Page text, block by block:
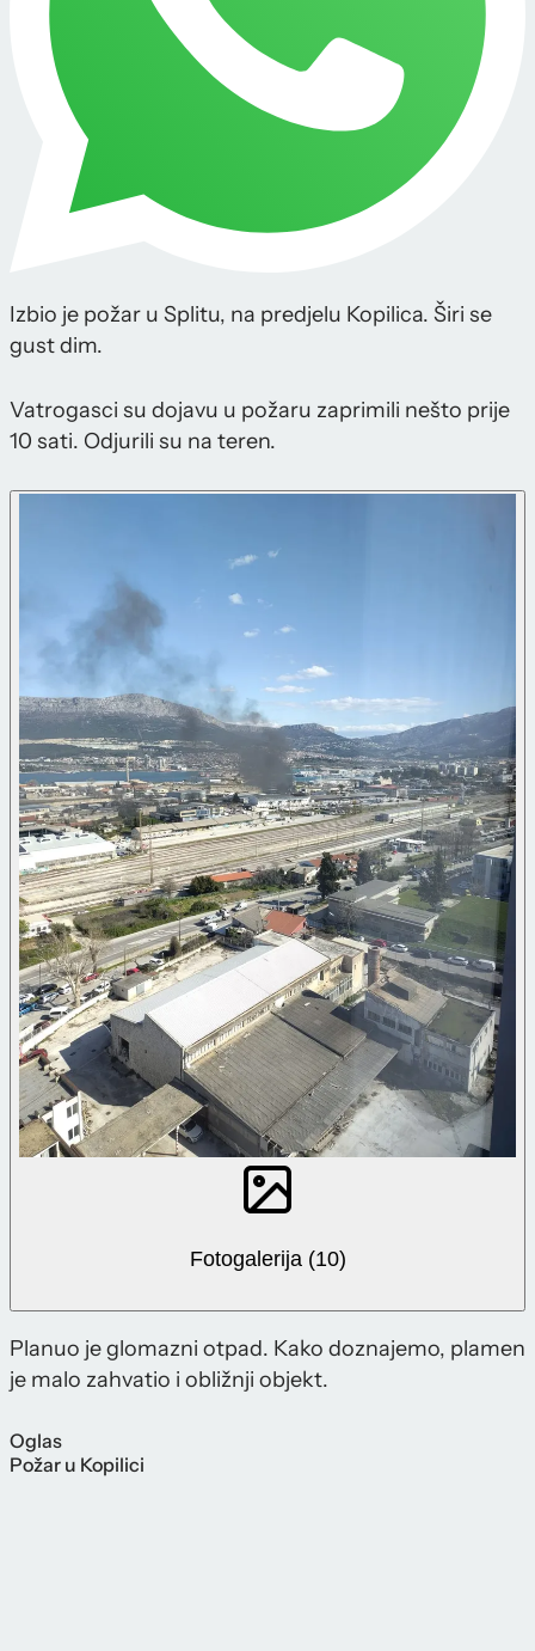
Izbio je požar u Splitu, na predjelu Kopilica. Širi se
gust dim.
Vatrogasci su dojavu u požaru zaprimili nešto prije
10 sati. Odjurili su na teren.
Fotogalerija (10)
Planuo je glomazni otpad. Kako doznajemo, plamen
je malo zahvatio i obližnji objekt.
Oglas
Požar u Kopilici